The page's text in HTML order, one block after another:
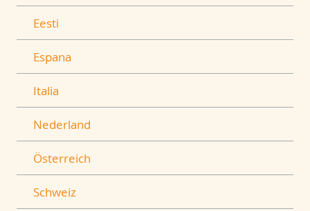
Eesti
Espana
Italia
Nederland
Österreich
Schweiz